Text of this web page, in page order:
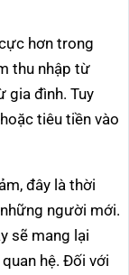
hơn trong
thu nhập từ
gia đình. Tuy
tiêu tiền vào
đây là thời
người mới.
sẽ mang lại
hệ. Đối với